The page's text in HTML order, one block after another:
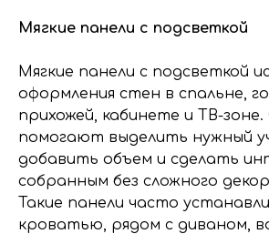
Мягкие панели с подсветкой
Мягкие панели с подсветкой
оформления стен в спальне,
прихожей, кабинете и ТВ-
помогают выделить нужный
добавить объем и сделать
собранным без сложного
Такие панели часто
кроватью, рядом с диваном,